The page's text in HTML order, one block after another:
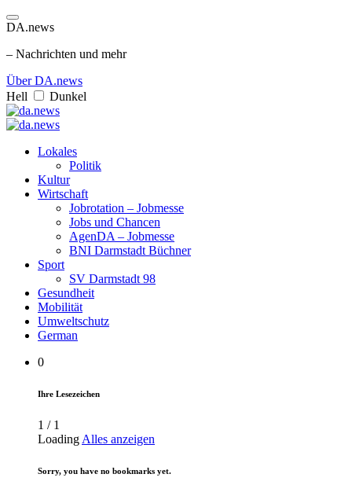
DA.news
– Nachrichten und mehr
Über DA.news
Hell
Dunkel
Lokales
Politik
Kultur
Wirtschaft
Jobrotation – Jobmesse
Jobs und Chancen
AgenDA – Jobmesse
BNI Darmstadt Büchner
Sport
SV Darmstadt 98
Gesundheit
Mobilität
Umweltschutz
German
0
Ihre Lesezeichen
1 / 1
Loading Alles anzeigen
Sorry, you have no bookmarks yet.